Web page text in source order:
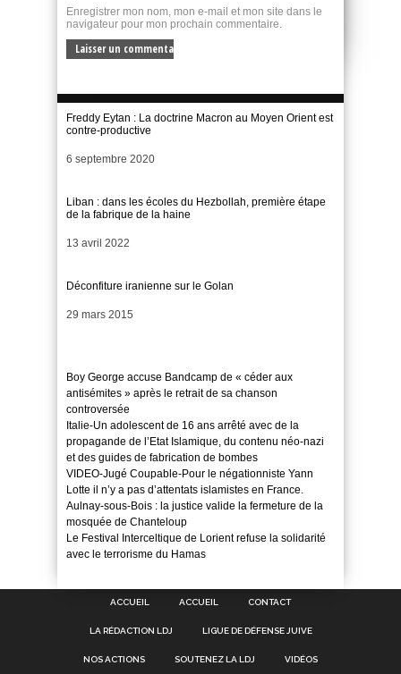
Enregistrer mon nom, mon e-mail et mon site dans le
navigateur pour mon prochain commentaire.
Freddy Eytan : La doctrine Macron au Moyen Orient est
contre-productive
Date
6 septembre 2020
Liban : dans les écoles du Hezbollah, première étape
de la fabrique de la haine
Date
13 avril 2022
Déconfiture iranienne sur le Golan
Date
29 mars 2015
Boy George accuse Bandcamp de « céder aux
antisémites » après le retrait de sa chanson
controversée
Italie-Un adolescent de 16 ans arrêté avec de la
propagande de l’Etat Islamique, du contenu néo-nazi
et des guides de fabrication de bombes
VIDEO-Jugé Coupable-Pour le négationniste Yann
Lotte il n’y a pas d’attentats islamistes en France.
Aulnay-sous-Bois : la justice valide la fermeture de la
mosquée de Chanteloup
Le Festival Interceltique de Lorient refuse la solidarité
avec le terrorisme du Hamas
ACCUEIL ACCUEIL CONTACT
LA RÉDACTION LDJ LIGUE DE DÉFENSE JUIVE
NOS ACTIONS SOUTENEZ LA LDJ VIDÉOS